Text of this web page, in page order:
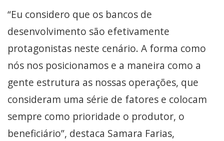
“Eu considero que os bancos de
desenvolvimento são efetivamente
protagonistas neste cenário. A forma como
nós nos posicionamos e a maneira como a
gente estrutura as nossas operações, que
consideram uma série de fatores e colocam
sempre como prioridade o produtor, o
beneficiário”, destaca Samara Farias,